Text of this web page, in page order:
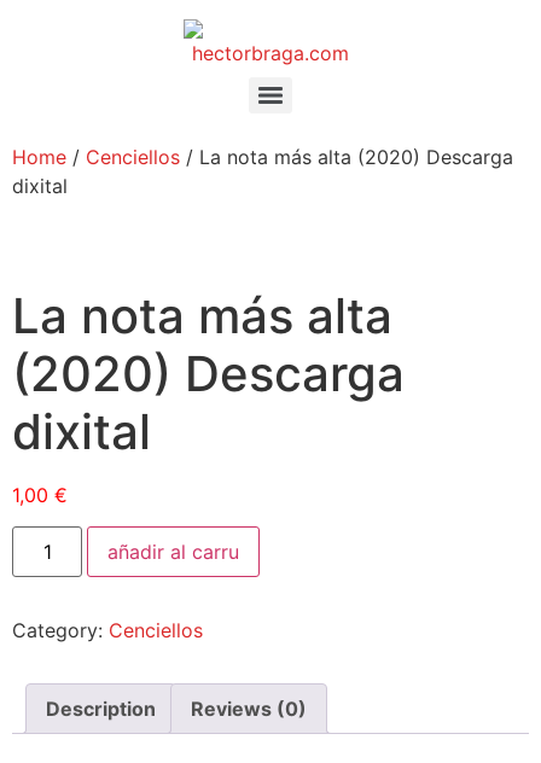
Home / Cenciellos / La nota más alta (2020) Descarga
dixital
La nota más alta
(2020) Descarga
dixital
1,00 €
añadir al carru
Category: Cenciellos
Description Reviews (0)